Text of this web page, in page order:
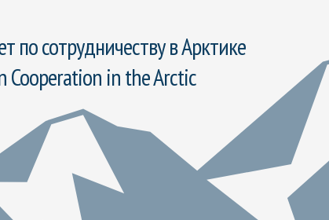
сотрудничеству в Арктике
in the Arctic